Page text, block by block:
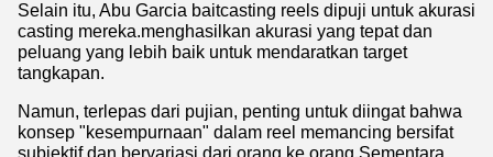
Selain itu, Abu Garcia baitcasting reels dipuji untuk akurasi
casting mereka.menghasilkan akurasi yang tepat dan
peluang yang lebih baik untuk mendaratkan target
tangkapan.
Namun, terlepas dari pujian, penting untuk diingat bahwa
konsep "kesempurnaan" dalam reel memancing bersifat
subjektif dan bervariasi dari orang ke orang.Sementara